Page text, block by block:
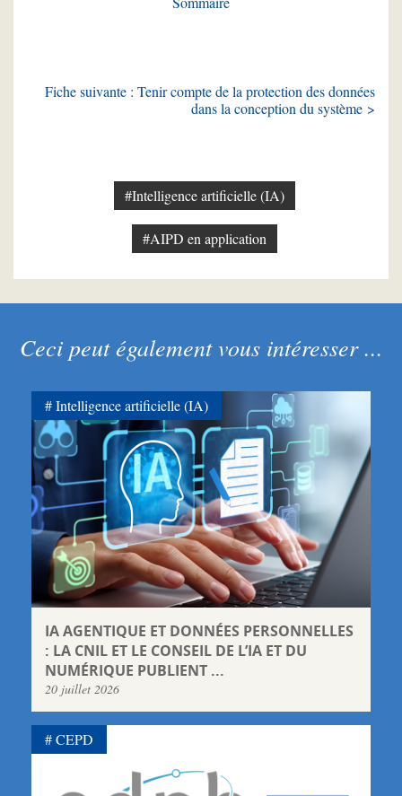
Fiche suivante : Tenir compte de la protection des données
dans la conception du système >
#Intelligence artificielle (IA)
#AIPD en application
Ceci peut également vous intéresser ...
IA AGENTIQUE ET DONNÉES PERSONNELLES
: LA CNIL ET LE CONSEIL DE L’IA ET DU
NUMÉRIQUE PUBLIENT ...
20 juillet 2026
Intelligence artificielle (IA)
CEPD